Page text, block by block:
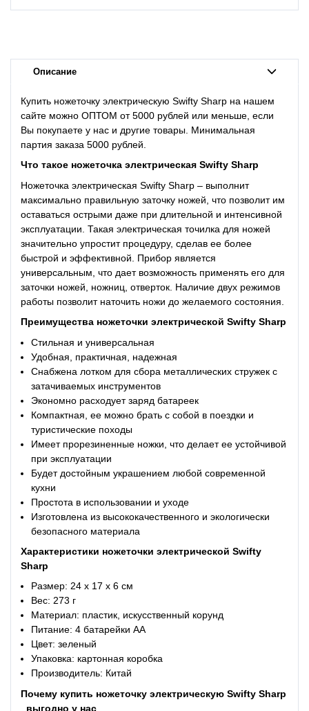
Описание
Купить ножеточку электрическую Swifty Sharp на нашем
сайте можно ОПТОМ от 5000 рублей или меньше, если
Вы покупаете у нас и другие товары. Минимальная
партия заказа 5000 рублей.
Что такое ножеточка электрическая Swifty Sharp
Ножеточка электрическая Swifty Sharp – выполнит
максимально правильную заточку ножей, что позволит им
оставаться острыми даже при длительной и интенсивной
эксплуатации. Такая электрическая точилка для ножей
значительно упростит процедуру, сделав ее более
быстрой и эффективной. Прибор является
универсальным, что дает возможность применять его для
заточки ножей, ножниц, отверток. Наличие двух режимов
работы позволит наточить ножи до желаемого состояния.
Преимущества ножеточки электрической Swifty Sharp
Стильная и универсальная
Удобная, практичная, надежная
Снабжена лотком для сбора металлических стружек с
затачиваемых инструментов
Экономно расходует заряд батареек
Компактная, ее можно брать с собой в поездки и
туристические походы
Имеет прорезиненные ножки, что делает ее устойчивой
при эксплуатации
Будет достойным украшением любой современной
кухни
Простота в использовании и уходе
Изготовлена из высококачественного и экологически
безопасного материала
Характеристики ножеточки электрической Swifty
Sharp
Размер: 24 х 17 х 6 см
Вес: 273 г
Материал: пластик, искусственный корунд
Питание: 4 батарейки АА
Цвет: зеленый
Упаковка: картонная коробка
Производитель: Китай
Почему купить ножеточку электрическую Swifty Sharp
выгодно у нас